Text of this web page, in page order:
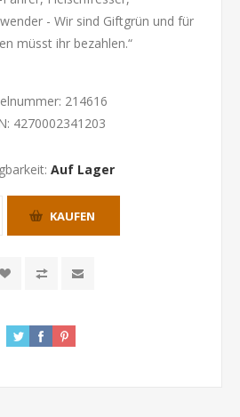
- Wir sind Giftgrün und für
müsst ihr bezahlen.“
214616
4270002341203
Auf Lager
KAUFEN